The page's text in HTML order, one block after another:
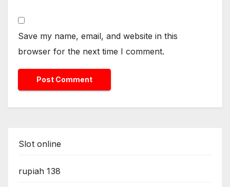
Save my name, email, and website in this
browser for the next time I comment.
Slot online
rupiah 138